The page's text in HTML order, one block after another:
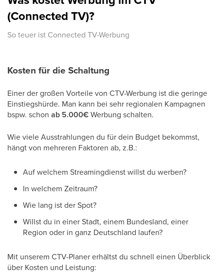
(Connected TV)?
So teuer ist Connected TV-Werbung
Kosten für die Schaltung
Einer der großen Vorteile von CTV-Werbung ist die geringe
Einstiegshürde. Man kann bei sehr regionalen Kampagnen
bspw. schon ab 5.000€Werbung schalten.
Wie viele Ausstrahlungen du für dein Budget bekommst,
hängt von mehreren Faktoren ab, z.B.:
Auf welchem Streamingdienst willst du werben?
In welchem Zeitraum?
Wie lang ist der Spot?
Willst du in einer Stadt, einem Bundesland, einer
Region oder in ganz Deutschland laufen?
Mit unserem CTV-Planer erhältst du schnell einen Überblick
über Kosten und Leistung: